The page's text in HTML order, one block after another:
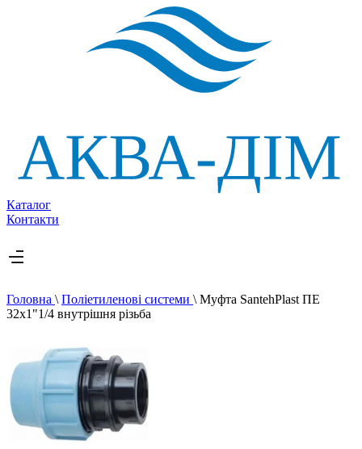
Каталог
Контакти
Головна \ Поліетиленові системи \ Муфта SantehPlast ПЕ
32х1"1/4 внутрішня різьба